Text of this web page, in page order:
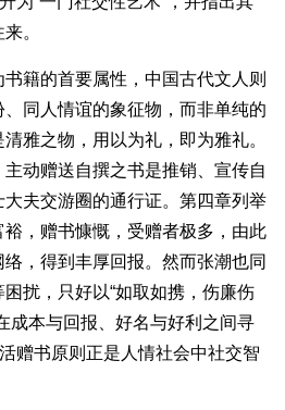
。
的首要属性，中国古代文人则
同人情谊的象征物，而非单纯的
雅之物，用以为礼，即为雅礼。
动赠送自撰之书是推销、宣传自
夫交游圈的通行证。第四章列举
，赠书慷慨，受赠者极多，由此
，得到丰厚回报。然而张潮也同
扰，只好以“如取如携，伤廉伤
成本与回报、好名与好利之间寻
赠书原则正是人情社会中社交智